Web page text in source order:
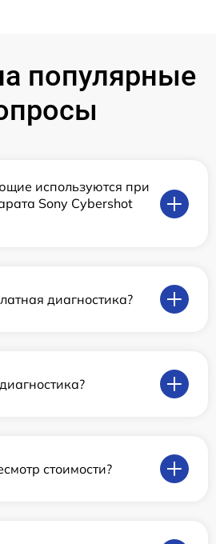
популярные
используются при
Sony Cybershot
диагностика?
стоимости?